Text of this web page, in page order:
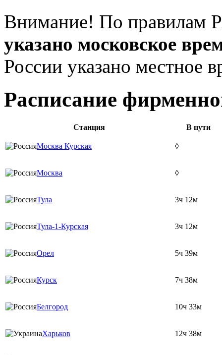
Внимание! По правилам
указано московское
России указано местное
Расписание
Станция В пути
Москва Курская ◊
Москва ◊
Тула 3ч 12м
Тула-1-Курская 3ч 12м
Орел 5ч 39м
Курск 7ч 38м
Белгород 10ч 33м
Харьков 12ч 38м